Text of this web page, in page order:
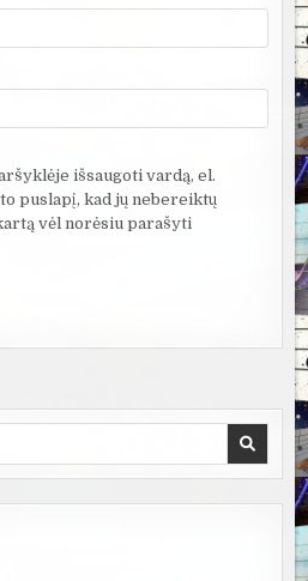
išsaugoti vardą, el.
puslapį, kad jų nebereiktų
vėl norėsiu parašyti